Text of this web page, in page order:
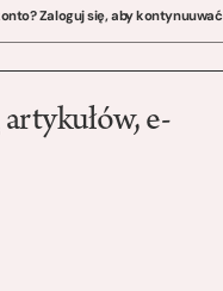
Zaloguj się, aby kontynuuwać
artykułów, e-